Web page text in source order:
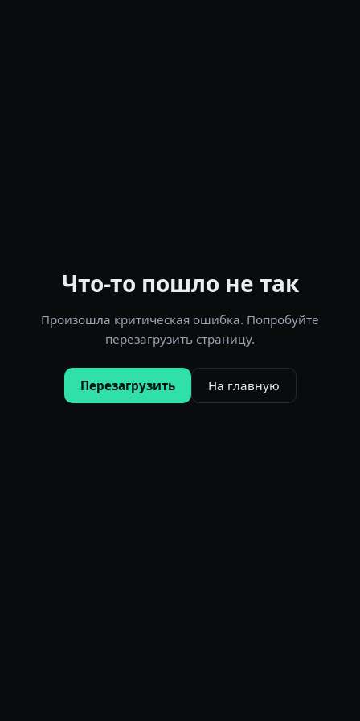
Что-то пошло не так
Произошла критическая ошибка. Попробуйте
перезагрузить страницу.
Перезагрузить На главную